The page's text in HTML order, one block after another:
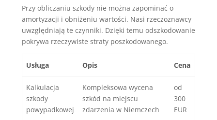
Przy obliczaniu szkody nie można zapominać o
amortyzacji i obniżeniu wartości. Nasi rzeczoznawcy
uwzględniają te czynniki. Dzięki temu odszkodowanie
pokrywa rzeczywiste straty poszkodowanego.
Usługa Opis Cena
Kalkulacja
szkody
powypadkowej
Kompleksowa wycena
szkód na miejscu
zdarzenia w Niemczech
od
300
EUR